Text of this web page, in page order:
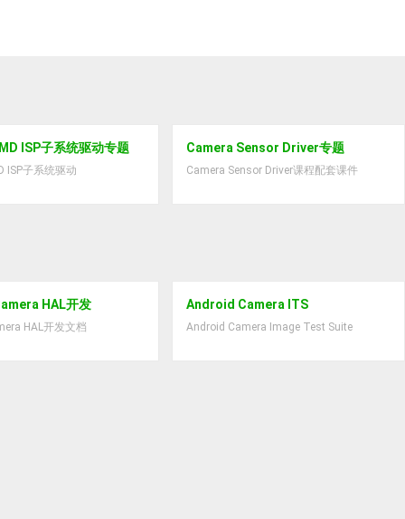
ISP子系统驱动专题
ISP子系统驱动
Camera Sensor Driver专题
Camera Sensor Driver课程配套课件
HAL开发
HAL开发文档
Android Camera ITS
Android Camera Image Test Suite